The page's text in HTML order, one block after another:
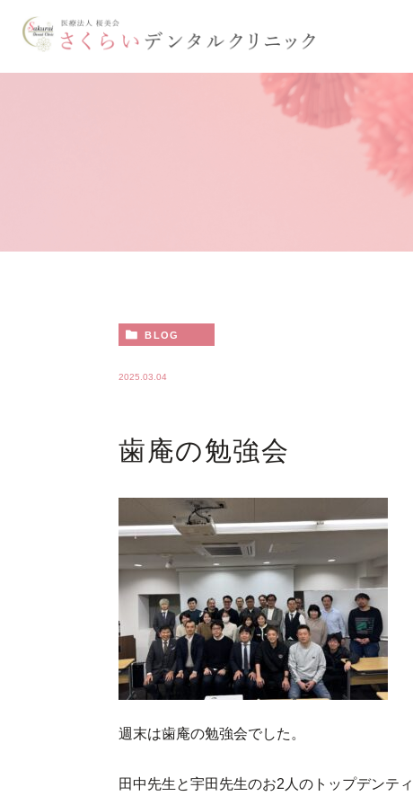
BLOG
2025.03.04
歯庵の勉強会
週末は歯庵の勉強会でした。
田中先生と宇田先生のお2人のトップデンテ